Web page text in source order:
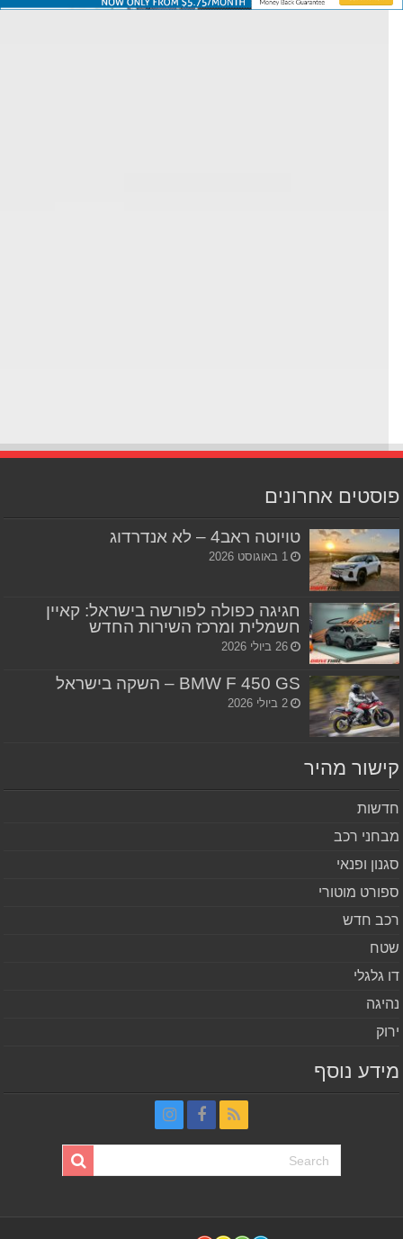
אחרונים
טויוטה ראב4 – לא אנדרדוג
1 באוגוסט 2026
חגיגה כפולה לפורשה בישראל: קאיין
חשמלית ומרכז השירות החדש
26 ביולי 2026
BMW F 450 GS – השקה בישראל
2 ביולי 2026
מהיר
רכב
ופנאי
מוטורי
חדש
גלגלי
נוסף